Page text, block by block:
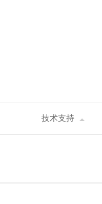
技术支持
-深圳福英达